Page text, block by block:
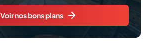
Voir nos bons plans